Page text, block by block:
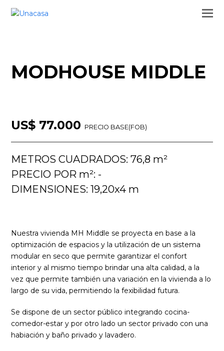
MODHOUSE MIDDLE
US$ 77.000 PRECIO BASE(FOB)
METROS CUADRADOS: 76,8 m²
PRECIO POR m²: -
DIMENSIONES: 19,20x4 m
Nuestra vivienda MH Middle se proyecta en base a la
optimización de espacios y la utilización de un sistema
modular en seco que permite garantizar el confort
interior y al mismo tiempo brindar una alta calidad, a la
vez que permite también una variación en la vivienda a lo
largo de su vida, permitiendo la fexibilidad futura.
Se dispone de un sector público integrando cocina-
comedor-estar y por otro lado un sector privado con una
habiación y baño privado y lavadero.